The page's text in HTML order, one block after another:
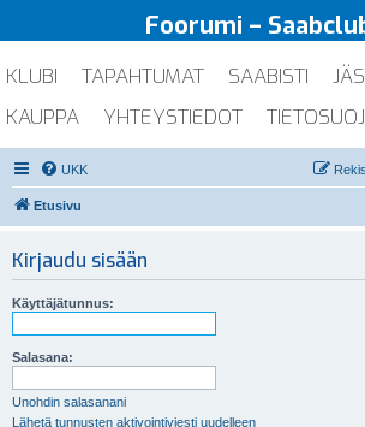
Foorumi –
KLUBI TAPAHTUMAT SAABISTI
KAUPPA
YHTEYSTIEDOT
UKK
Etusivu
Kirjaudu sisään
Käyttäjätunnus:
Salasana:
Unohdin salasanani
Lähetä tunnusten aktivointiviesti uudelleen